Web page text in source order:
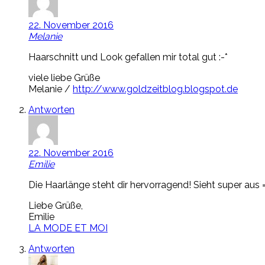
22. November 2016
Melanie
Haarschnitt und Look gefallen mir total gut :-*
viele liebe Grüße
Melanie / http://www.goldzeitblog.blogspot.de
Antworten
22. November 2016
Emilie
Die Haarlänge steht dir hervorragend! Sieht super aus
Liebe Grüße,
Emilie
LA MODE ET MOI
Antworten